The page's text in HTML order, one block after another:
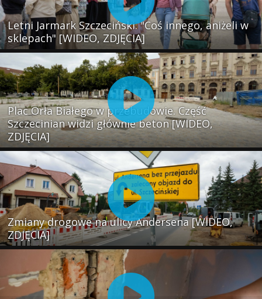
Letni Jarmark Szczeciński. "Coś innego, aniżeli w
sklepach" [WIDEO, ZDJĘCIA]
Plac Orła Białego w przebudowie. Część
Szczecinian widzi głównie beton [WIDEO,
ZDJĘCIA]
Zmiany drogowe na ulicy Andersena [WIDEO,
ZDJĘCIA]